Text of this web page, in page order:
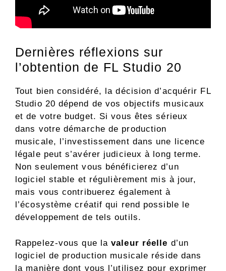
Dernières réflexions sur
l’obtention de FL Studio 20
Tout bien considéré, la décision d’acquérir FL
Studio 20 dépend de vos objectifs musicaux
et de votre budget. Si vous êtes sérieux
dans votre démarche de production
musicale, l’investissement dans une licence
légale peut s’avérer judicieux à long terme.
Non seulement vous bénéficierez d’un
logiciel stable et régulièrement mis à jour,
mais vous contribuerez également à
l’écosystème créatif qui rend possible le
développement de tels outils.
Rappelez-vous que lavaleur réelle d’un
logiciel de production musicale réside dans
la manière dont vous l’utilisez pour exprimer